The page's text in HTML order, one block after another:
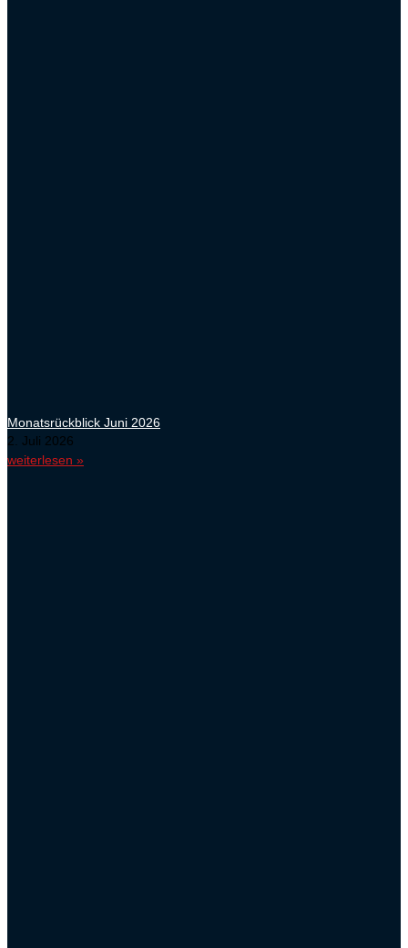
Monatsrückblick Juni 2026
2. Juli 2026
weiterlesen »